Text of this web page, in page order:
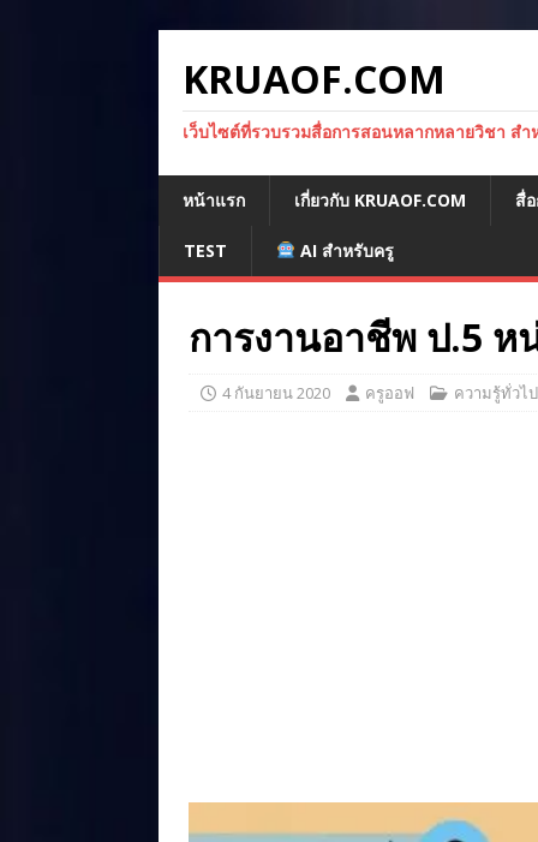
KRUAOF.COM
เว็บไซต์ที่รวบรวมสื่อการสอนหลากหลายวิชา ส
หน้าแรก เกี่ยวกับ KRUAOF.COM สื่
TEST AI สำหรับครู
การงานอาชีพ ป.5 ห
4 กันยายน 2020 ครูออฟ ความรู้ทั่วไป